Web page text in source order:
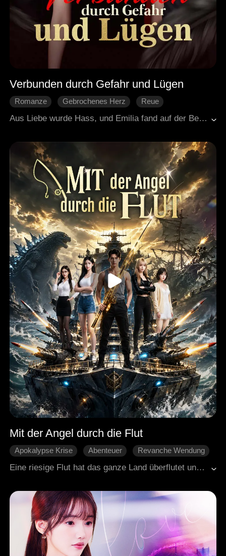
Verbunden durch Gefahr und Lügen
Romanze Gebrochenes Herz
Reue
Aus Liebe wurde Hass, und Emilia fand auf der Beerdigung von Maxwells erster Liebe Willow durch einen Unfall den Tod. Nach ihrer Wiedergeburt kam sie plötzlich zur Besinnung und entschied sich freiwillig, an Willows Stelle Vincent zu heiraten, der angeblich seit Jahren schwer krank war. In Vincents gefährlicher Familie entwickelten sie und der zurückhaltende Vincent sich von vorsichtigem gegenseitigem Austesten zu echten Verbündeten. Gemeinsam stellten sie sich den Intrigen seiner Stiefmutter und seines Onkels entgegen. Mit der Zeit entstanden zwischen ihnen aufrichtige Gefühle. Maxwell hingegen wurde von Reue zerfressen und versuchte, Emilia zurückzugewinnen. Doch durch Willows rachsüchtigen Wahnsinn geriet er immer wieder selbst in Gefahr. Am Ende half Emilia Vincent, die Feinde der Familie auszuschalten und die Kontrolle zurückzugewinnen. Die beiden fanden ihr gemeinsames Glück, während Maxwell den Rest seines Lebens einsam und voller Reue verbrachte.
Mit der Angel durch die Flut
Apokalypse Krise Abenteuer
Revanche Wendung
Eine riesige Flut hat das ganze Land überflutet und alle müssen jetzt auf dem Meer ums Überleben kämpfen. Ezra wurde von seiner Freundin betrogen und von einem reichen Typen bloßgestellt, aber dann bekommt er eine magische Angel. Mit der kann er einfach alles aus dem Wasser holen, Essen, Ausrüstung, Schätze, alte Schiffe. Er löst Streitigkeiten auf See, wehrt fiese Mächte ab und kämpft gegen riesige Monster aus der Tiefe. Nach und nach wird er immer mächtiger und herrscht am Ende über das ganze Meer.